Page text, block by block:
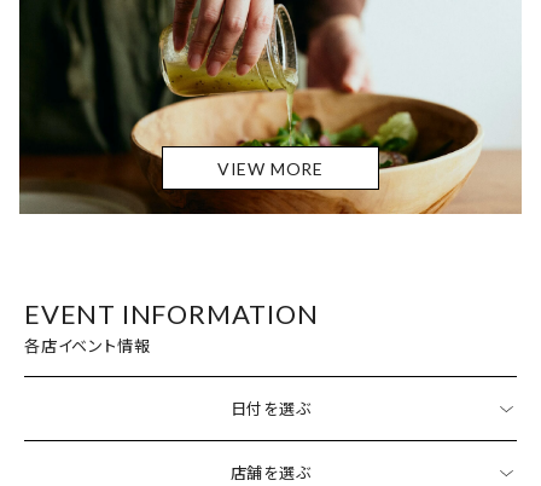
VIEW MORE
EVENT INFORMATION
各店イベント情報
日付を選ぶ
店舗を選ぶ